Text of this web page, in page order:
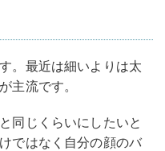
。最近は細いよりは太
主流です。
同じくらいにしたいと
ではなく自分の顔のバ